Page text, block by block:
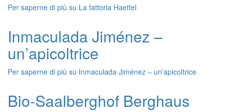
Per saperne di più su La fattoria Haettel
Inmaculada Jiménez –
un’apicoltrice
Per saperne di più su Inmaculada Jiménez – un’apicoltrice
Bio-Saalberghof Berghaus